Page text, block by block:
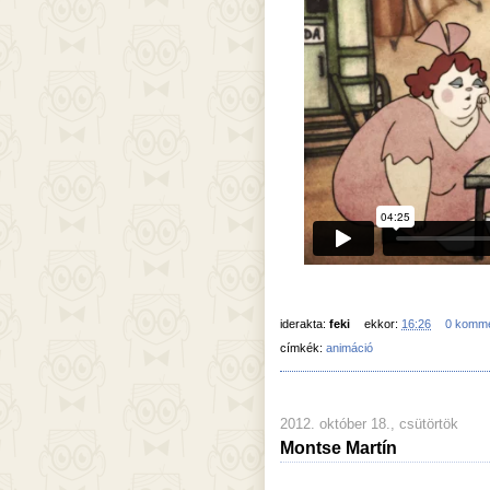
iderakta: feki ekkor: 16:26
0
címkék: animáció
2012. október 18., csütörtök
Montse Martín